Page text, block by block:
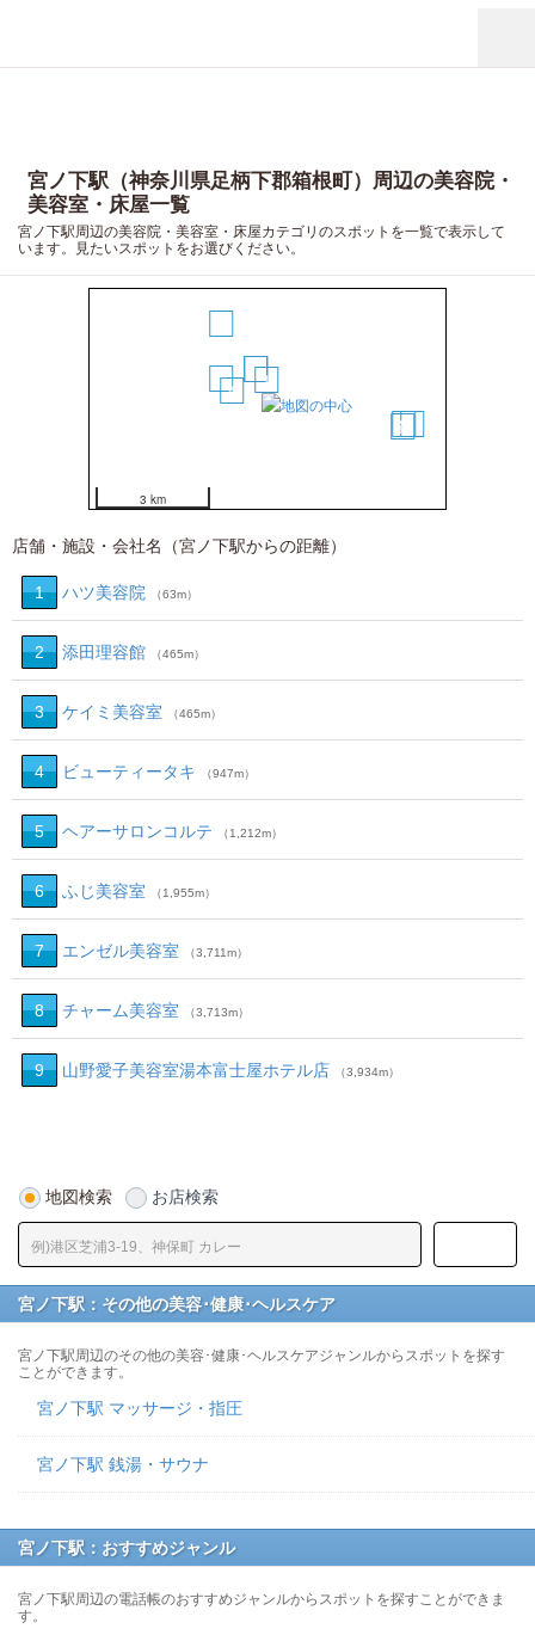
宮ノ下駅（神奈川県足柄下郡箱根町）周辺の美容院・
美容室・床屋一覧
宮ノ下駅周辺の美容院・美容室・床屋カテゴリのスポットを一覧で表示して
います。見たいスポットをお選びください。
1
2
3
4
5
78
3 km
店舗・施設・会社名（宮ノ下駅からの距離）
1 ハツ美容院 （63m）
2 添田理容館 （465m）
3 ケイミ美容室 （465m）
4 ビューティータキ （947m）
5 ヘアーサロンコルテ （1,212m）
6 ふじ美容室 （1,955m）
7 エンゼル美容室 （3,711m）
8 チャーム美容室 （3,713m）
9 山野愛子美容室湯本富士屋ホテル店 （3,934m）
地図検索 お店検索
宮ノ下駅：その他の美容･健康･ヘルスケア
宮ノ下駅周辺のその他の美容･健康･ヘルスケアジャンルからスポットを探す
ことができます。
宮ノ下駅 マッサージ・指圧
宮ノ下駅 銭湯・サウナ
宮ノ下駅：おすすめジャンル
宮ノ下駅周辺の電話帳のおすすめジャンルからスポットを探すことができま
す。